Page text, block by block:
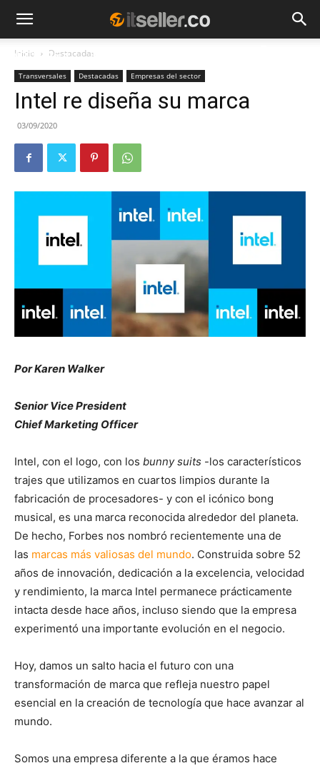
NOTICIAS TENDENCIAS
Inicio Destacadas
Transversales Destacadas Empresas del sector
Intel re diseña su marca
03/09/2020
Por Karen Walker
Senior Vice President
Chief Marketing Officer
Intel, con el logo, con los bunny suits -los característicos
trajes que utilizamos en cuartos limpios durante la
fabricación de procesadores- y con el icónico bong
musical, es una marca reconocida alrededor del planeta.
De hecho, Forbes nos nombró recientemente una de
las marcas más valiosas del mundo. Construida sobre 52
años de innovación, dedicación a la excelencia, velocidad
y rendimiento, la marca Intel permanece prácticamente
intacta desde hace años, incluso siendo que la empresa
experimentó una importante evolución en el negocio.
Hoy, damos un salto hacia el futuro con una
transformación de marca que refleja nuestro papel
esencial en la creación de tecnología que hace avanzar al
mundo.
Somos una empresa diferente a la que éramos hace